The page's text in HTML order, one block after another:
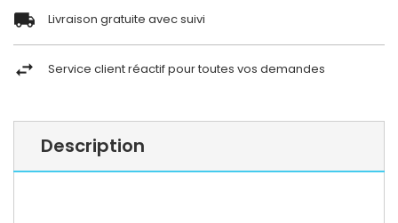
Livraison gratuite avec suivi
Service client réactif pour toutes vos demandes
Description